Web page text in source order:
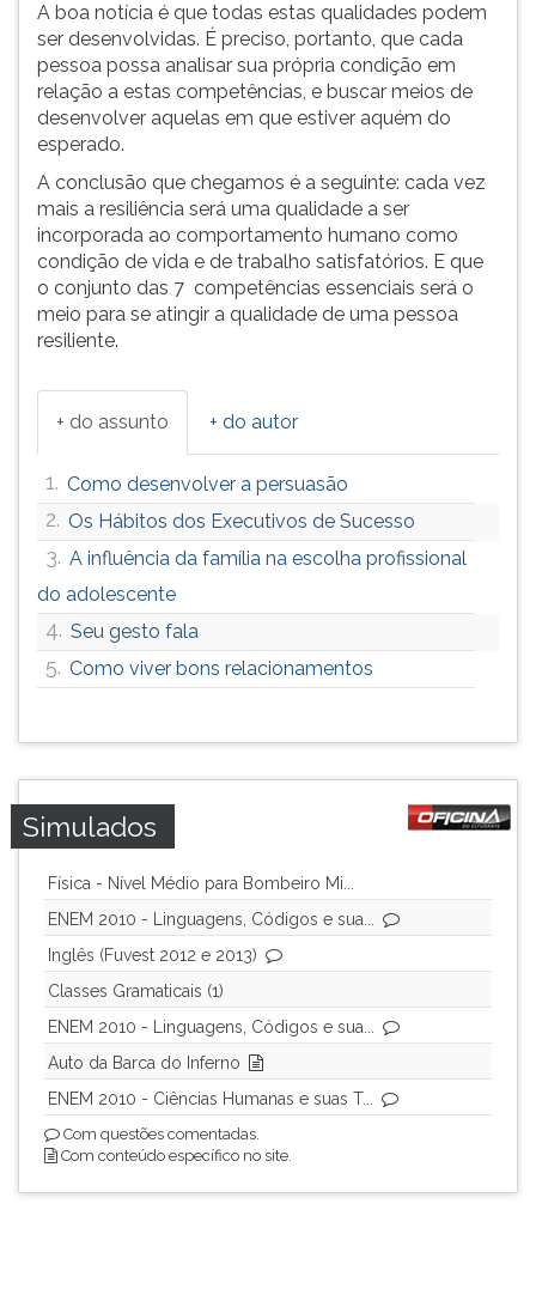
A boa notícia é que todas estas qualidades podem
ser desenvolvidas. É preciso, portanto, que cada
pessoa possa analisar sua própria condição em
relação a estas competências, e buscar meios de
desenvolver aquelas em que estiver aquém do
esperado.
A conclusão que chegamos é a seguinte: cada vez
mais a resiliência será uma qualidade a ser
incorporada ao comportamento humano como
condição de vida e de trabalho satisfatórios. E que
o conjunto das 7 competências essenciais será o
meio para se atingir a qualidade de uma pessoa
resiliente.
+ do assunto + do autor
1. Como desenvolver a persuasão
2. Os Hábitos dos Executivos de Sucesso
3. A influência da família na escolha profissional
do adolescente
4. Seu gesto fala
5. Como viver bons relacionamentos
Simulados
Física - Nível Médio para Bombeiro Mi...
ENEM 2010 - Linguagens, Códigos e sua...
Inglês (Fuvest 2012 e 2013)
Classes Gramaticais (1)
ENEM 2010 - Linguagens, Códigos e sua...
Auto da Barca do Inferno
ENEM 2010 - Ciências Humanas e suas T...
Com questões comentadas.
Com conteúdo específico no site.